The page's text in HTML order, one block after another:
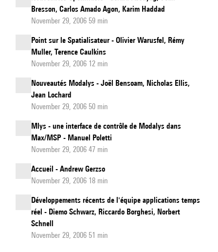
Bresson, Carlos Amado Agon, Karim Haddad
November 29, 2006 59 min
Point sur le Spatialisateur - Olivier Warusfel, Rémy
Muller, Terence Caulkins
November 29, 2006 12 min
Nouveautés Modalys - Joël Bensoam, Nicholas Ellis,
Jean Lochard
November 29, 2006 50 min
Mlys - une interface de contrôle de Modalys dans
Max/MSP - Manuel Poletti
November 29, 2006 47 min
Accueil - Andrew Gerzso
November 29, 2006 18 min
Développements récents de l'équipe applications temps
réel - Diemo Schwarz, Riccardo Borghesi, Norbert
Schnell
November 29, 2006 51 min